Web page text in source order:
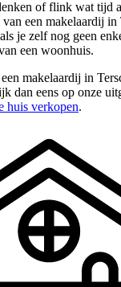
of flink wat tijd
een makelaardij
je zelf nog geen
een woonhuis.
makelaardij in
dan eens op onze
huis verkopen.